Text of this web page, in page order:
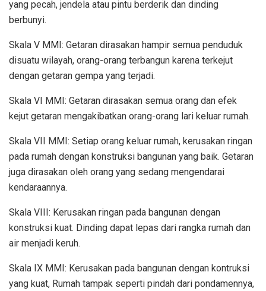
yang pecah, jendela atau pintu berderik dan dinding
berbunyi.
Skala V MMI: Getaran dirasakan hampir semua penduduk
disuatu wilayah, orang-orang terbangun karena terkejut
dengan getaran gempa yang terjadi.
Skala VI MMI: Getaran dirasakan semua orang dan efek
kejut getaran mengakibatkan orang-orang lari keluar rumah.
Skala VII MMI: Setiap orang keluar rumah, kerusakan ringan
pada rumah dengan konstruksi bangunan yang baik. Getaran
juga dirasakan oleh orang yang sedang mengendarai
kendaraannya.
Skala VIII: Kerusakan ringan pada bangunan dengan
konstruksi kuat. Dinding dapat lepas dari rangka rumah dan
air menjadi keruh.
Skala IX MMI: Kerusakan pada bangunan dengan kontruksi
yang kuat, Rumah tampak seperti pindah dari pondamennya,